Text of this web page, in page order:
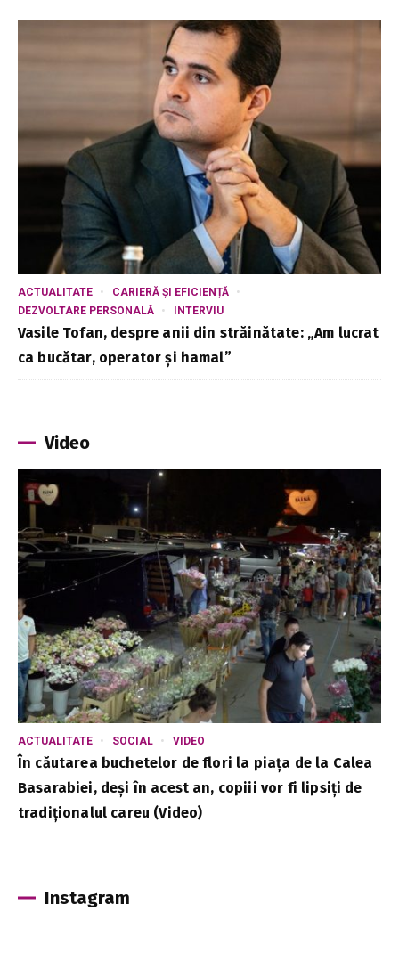
ACTUALITATE
CARIERĂ ȘI EFICIENȚĂ
DEZVOLTARE PERSONALĂ
INTERVIU
Vasile Tofan, despre anii din străinătate: „Am lucrat
ca bucătar, operator și hamal”
Video
ACTUALITATE SOCIAL VIDEO
În căutarea buchetelor de flori la piața de la Calea
Basarabiei, deși în acest an, copiii vor fi lipsiți de
tradiționalul careu (Video)
Instagram